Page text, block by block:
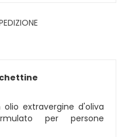
extravergine d'oliva
per persone